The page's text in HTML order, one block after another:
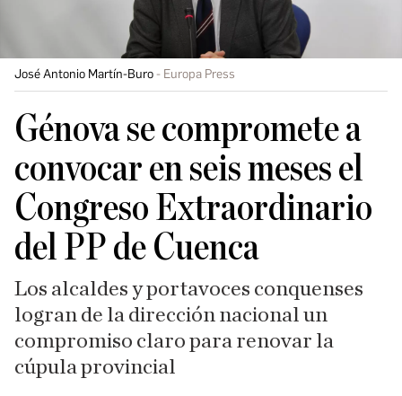
José Antonio Martín-Buro Europa Press
Génova se compromete a
convocar en seis meses el
Congreso Extraordinario
del PP de Cuenca
Los alcaldes y portavoces conquenses
logran de la dirección nacional un
compromiso claro para renovar la
cúpula provincial